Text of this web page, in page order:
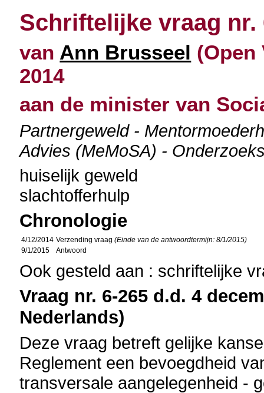
Schriftelijke vraag nr.
van Ann Brusseel (Open
2014
aan de minister van
Partnergeweld -
Advies (MeMoSA) -
huiselijk geweld
slachtofferhulp
Chronologie
4/12/2014 Verzending vraag(Einde van de antwoordtermijn: 8/1/2015)
9/1/2015
Antwoord
Ook gesteld aan : schriftelijke
Vraag nr. 6-265 d.d. 4
Nederlands)
Deze vraag betreft gelijke
Reglement een bevoegdheid
transversale aangelegenheid -